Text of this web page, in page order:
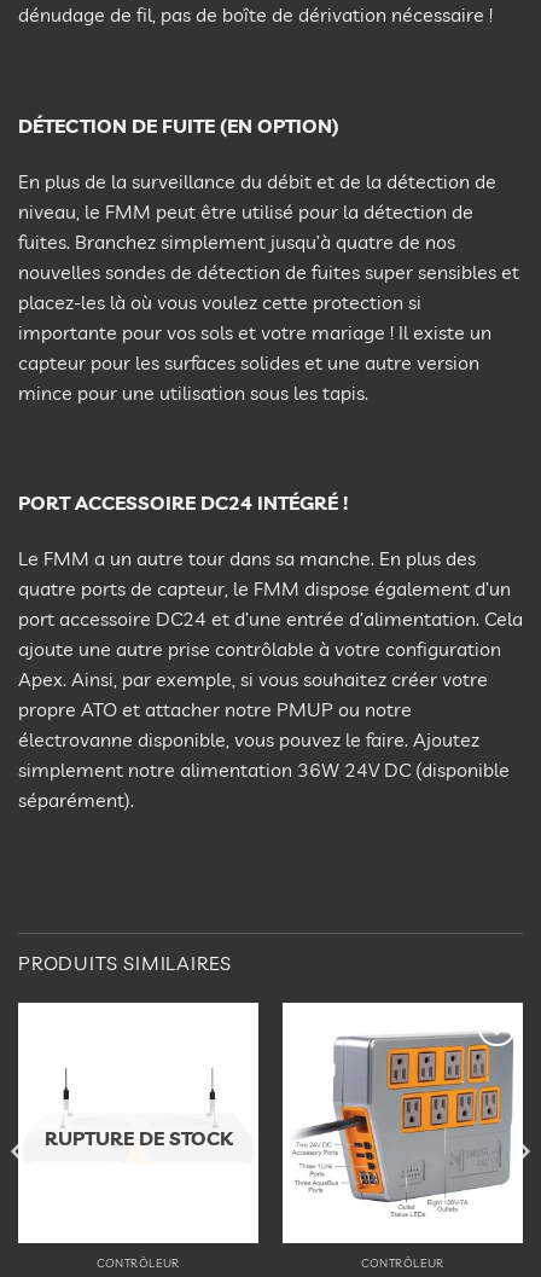
dénudage de fil, pas de boîte de dérivation nécessaire !
DÉTECTION DE FUITE (EN OPTION)
En plus de la surveillance du débit et de la détection de
niveau, le FMM peut être utilisé pour la détection de
fuites. Branchez simplement jusqu’à quatre de nos
nouvelles sondes de détection de fuites super sensibles et
placez-les là où vous voulez cette protection si
importante pour vos sols et votre mariage ! Il existe un
capteur pour les surfaces solides et une autre version
mince pour une utilisation sous les tapis.
PORT ACCESSOIRE DC24 INTÉGRÉ !
Le FMM a un autre tour dans sa manche. En plus des
quatre ports de capteur, le FMM dispose également d’un
port accessoire DC24 et d’une entrée d’alimentation. Cela
ajoute une autre prise contrôlable à votre configuration
Apex. Ainsi, par exemple, si vous souhaitez créer votre
propre ATO et attacher notre PMUP ou notre
électrovanne disponible, vous pouvez le faire. Ajoutez
simplement notre alimentation 36W 24V DC (disponible
séparément).
PRODUITS SIMILAIRES
liste
d’envies
RUPTURE DE STOCK
CONTRÔLEUR
Ajouter
à la
liste
d’envies
CONTRÔLEUR